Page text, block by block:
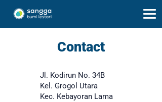
Contact
Jl. Kodirun No. 34B
Kel. Grogol Utara
Kec. Kebayoran Lama